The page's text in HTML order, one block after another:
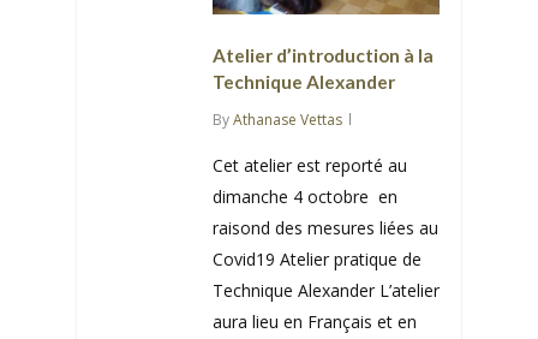
Atelier d’introduction à la
Technique Alexander
ByAthanase Vettas
Cet atelier est reporté au
dimanche 4 octobre en
raisond des mesures liées au
Covid19 Atelier pratique de
Technique Alexander L’atelier
aura lieu en Français et en